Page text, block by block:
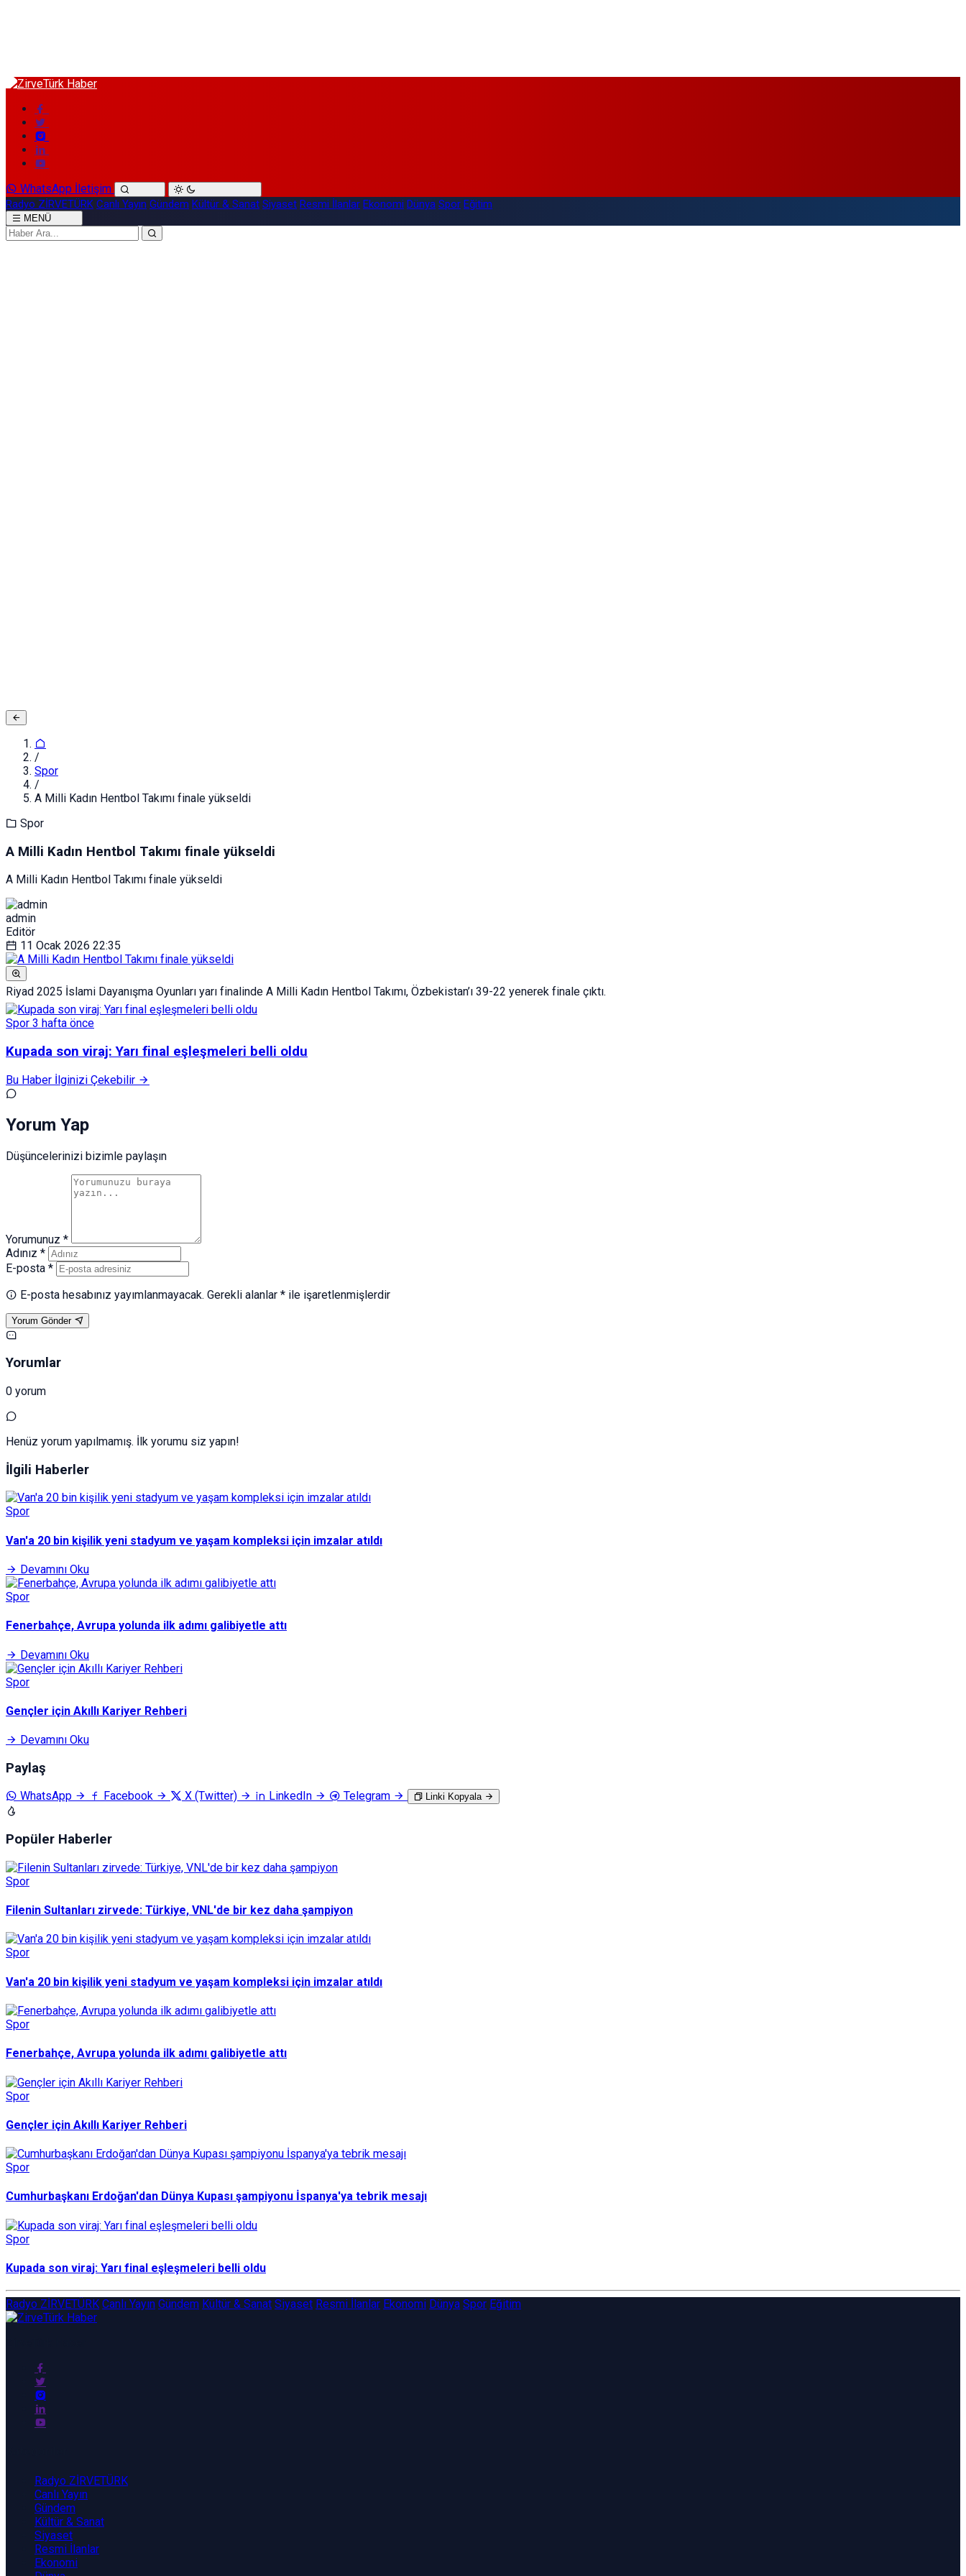
WhatsApp İletişim
Radyo ZİRVETÜRK Canlı Yayın Gündem Kültür & Sanat Siyaset Resmi İlanlar Ekonomi Dünya Spor Eğitim
MENÜ
/
Spor
/
A Milli Kadın Hentbol Takımı finale yükseldi
Spor
A Milli Kadın Hentbol Takımı finale yükseldi
A Milli Kadın Hentbol Takımı finale yükseldi
admin
Editör
11 Ocak 2026 22:35
Riyad 2025 İslami Dayanışma Oyunları yarı finalinde A Milli Kadın Hentbol Takımı, Özbekistan’ı 39-22 yenerek finale çıktı.
Spor 3 hafta önce
Kupada son viraj: Yarı final eşleşmeleri belli oldu
Bu Haber İlginizi Çekebilir
Yorum Yap
Düşüncelerinizi bizimle paylaşın
Yorumunuz *
Adınız *
E-posta *
E-posta hesabınız yayımlanmayacak. Gerekli alanlar * ile işaretlenmişlerdir
Yorum Gönder
Yorumlar
0 yorum
Henüz yorum yapılmamış. İlk yorumu siz yapın!
İlgili Haberler
Spor
Van'a 20 bin kişilik yeni stadyum ve yaşam kompleksi için imzalar atıldı
Devamını Oku
Spor
Fenerbahçe, Avrupa yolunda ilk adımı galibiyetle attı
Devamını Oku
Spor
Gençler için Akıllı Kariyer Rehberi
Devamını Oku
Paylaş
WhatsApp Facebook X (Twitter) LinkedIn Telegram Linki Kopyala
Popüler Haberler
Spor
Filenin Sultanları zirvede: Türkiye, VNL'de bir kez daha şampiyon
Spor
Van'a 20 bin kişilik yeni stadyum ve yaşam kompleksi için imzalar atıldı
Spor
Fenerbahçe, Avrupa yolunda ilk adımı galibiyetle attı
Spor
Gençler için Akıllı Kariyer Rehberi
Spor
Cumhurbaşkanı Erdoğan'dan Dünya Kupası şampiyonu İspanya'ya tebrik mesajı
Spor
Kupada son viraj: Yarı final eşleşmeleri belli oldu
Radyo ZİRVETÜRK Canlı Yayın Gündem Kültür & Sanat Siyaset Resmi İlanlar Ekonomi Dünya Spor Eğitim
Radyo ZİRVETÜRK
Canlı Yayın
Gündem
Kültür & Sanat
Siyaset
Resmi İlanlar
Ekonomi